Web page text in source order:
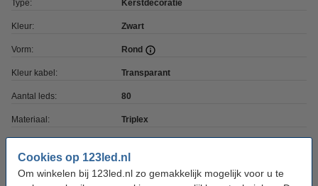
Cookies op 123led.nl
Om winkelen bij 123led.nl zo gemakkelijk mogelijk voor u te
Type: Kerstdecoratie
Kleur: Zwart
Vorm: Rond
Kleur kabel: Transparant
Aantal leds: 80
Materiaal: Triplex